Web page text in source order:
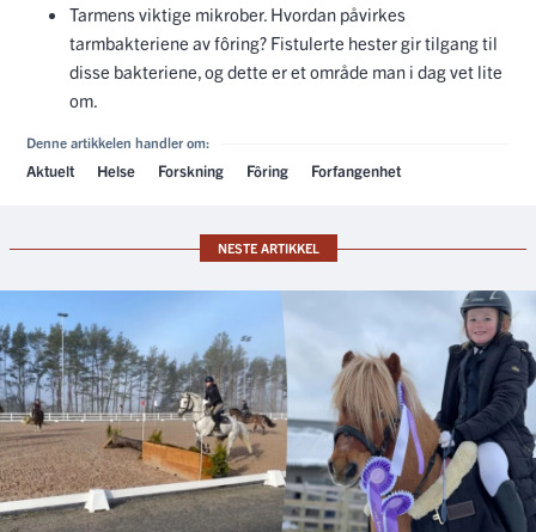
Tarmens viktige mikrober. Hvordan påvirkes
tarmbakteriene av fôring? Fistulerte hester gir tilgang til
disse bakteriene, og dette er et område man i dag vet lite
om.
Denne artikkelen handler om:
Aktuelt Helse Forskning Fôring Forfangenhet
NESTE ARTIKKEL